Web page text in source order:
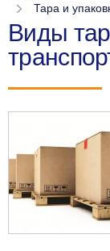
Тара и
Виды